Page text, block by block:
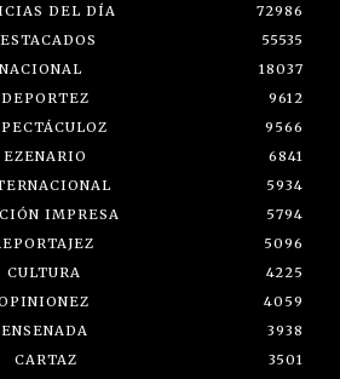
DEL DÍA
72986
55535
NACIONAL
18037
DEPORTEZ
9612
9566
EZENARIO
6841
5934
IMPRESA
5794
5096
CULTURA
4225
4059
ENSENADA
3938
CARTAZ
3501